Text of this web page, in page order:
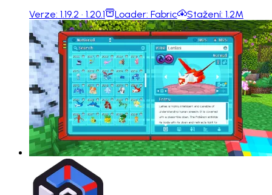
Verze: 1.19.2 · 1.20.1 Loader: Fabric Stažení: 1.2M